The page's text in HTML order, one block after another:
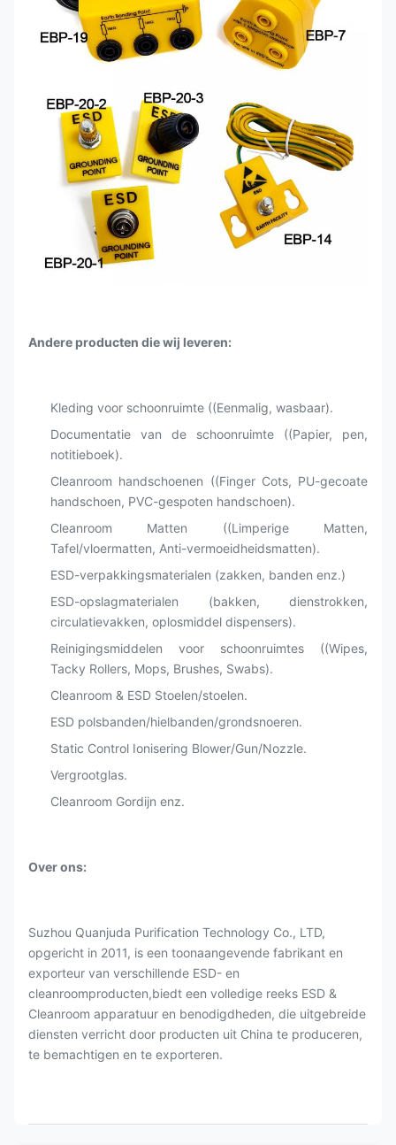
Andere producten die wij leveren:
Kleding voor schoonruimte ((Eenmalig, wasbaar).
Documentatie van de schoonruimte ((Papier, pen,
notitieboek).
Cleanroom handschoenen ((Finger Cots, PU-gecoate
handschoen, PVC-gespoten handschoen).
Cleanroom Matten ((Limperige Matten,
Tafel/vloermatten, Anti-vermoeidheidsmatten).
ESD-verpakkingsmaterialen (zakken, banden enz.)
ESD-opslagmaterialen (bakken, dienstrokken,
circulatievakken, oplosmiddel dispensers).
Reinigingsmiddelen voor schoonruimtes ((Wipes,
Tacky Rollers, Mops, Brushes, Swabs).
Cleanroom & ESD Stoelen/stoelen.
ESD polsbanden/hielbanden/grondsnoeren.
Static Control Ionisering Blower/Gun/Nozzle.
Vergrootglas.
Cleanroom Gordijn enz.
Over ons:
Suzhou Quanjuda Purification Technology Co., LTD,
opgericht in 2011, is een toonaangevende fabrikant en
exporteur van verschillende ESD- en
cleanroomproducten,biedt een volledige reeks ESD &
Cleanroom apparatuur en benodigdheden, die uitgebreide
diensten verricht door producten uit China te produceren,
te bemachtigen en te exporteren.